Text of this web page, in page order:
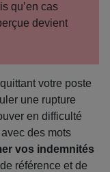
qu’en cas
devient
votre poste
une rupture
en difficulté
des mots
vos indemnités
référence et de